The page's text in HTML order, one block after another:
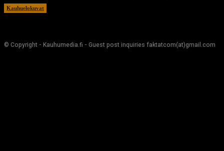
Kauhuelokuvat
© Copyright - Kauhumedia.fi - Guest post inquiries faktatcom(at)gmail.com